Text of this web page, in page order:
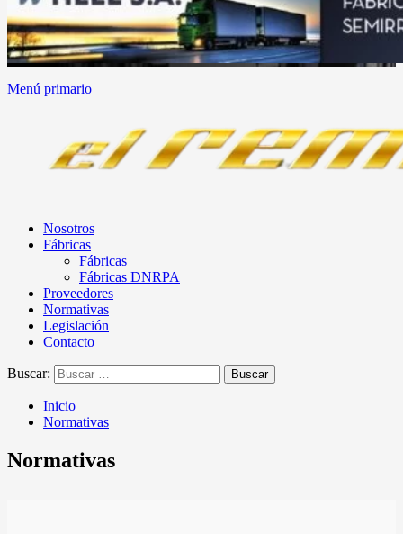
Menú primario
Nosotros
Fábricas
Fábricas
Fábricas DNRPA
Proveedores
Normativas
Legislación
Contacto
Buscar:
Inicio
Normativas
Normativas